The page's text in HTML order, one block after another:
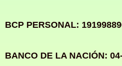
BCP PERSONAL:
BANCO DE LA NACIÓN: